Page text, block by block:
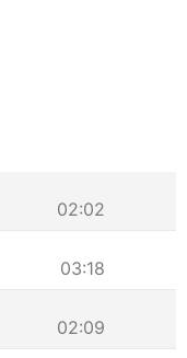
02:02
03:18
02:09